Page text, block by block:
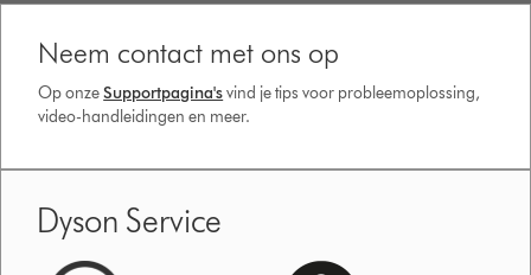
Neem contact met ons op
Op onzeSupportpagina'svind je tips voor probleemoplossing,
video-handleidingen en meer.
Dyson Service